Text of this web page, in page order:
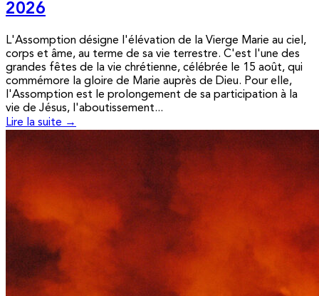
2026
L'Assomption désigne l'élévation de la Vierge Marie au ciel,
corps et âme, au terme de sa vie terrestre. C'est l'une des
grandes fêtes de la vie chrétienne, célébrée le 15 août, qui
commémore la gloire de Marie auprès de Dieu. Pour elle,
l'Assomption est le prolongement de sa participation à la
vie de Jésus, l'aboutissement...
Lire la suite →